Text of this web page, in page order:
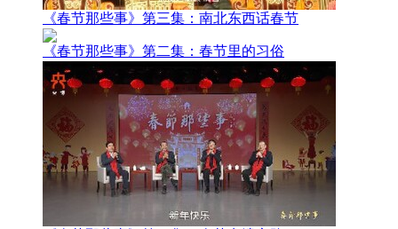
《春节那些事》第三集：南北东西话春节
《春节那些事》第二集：春节里的习俗